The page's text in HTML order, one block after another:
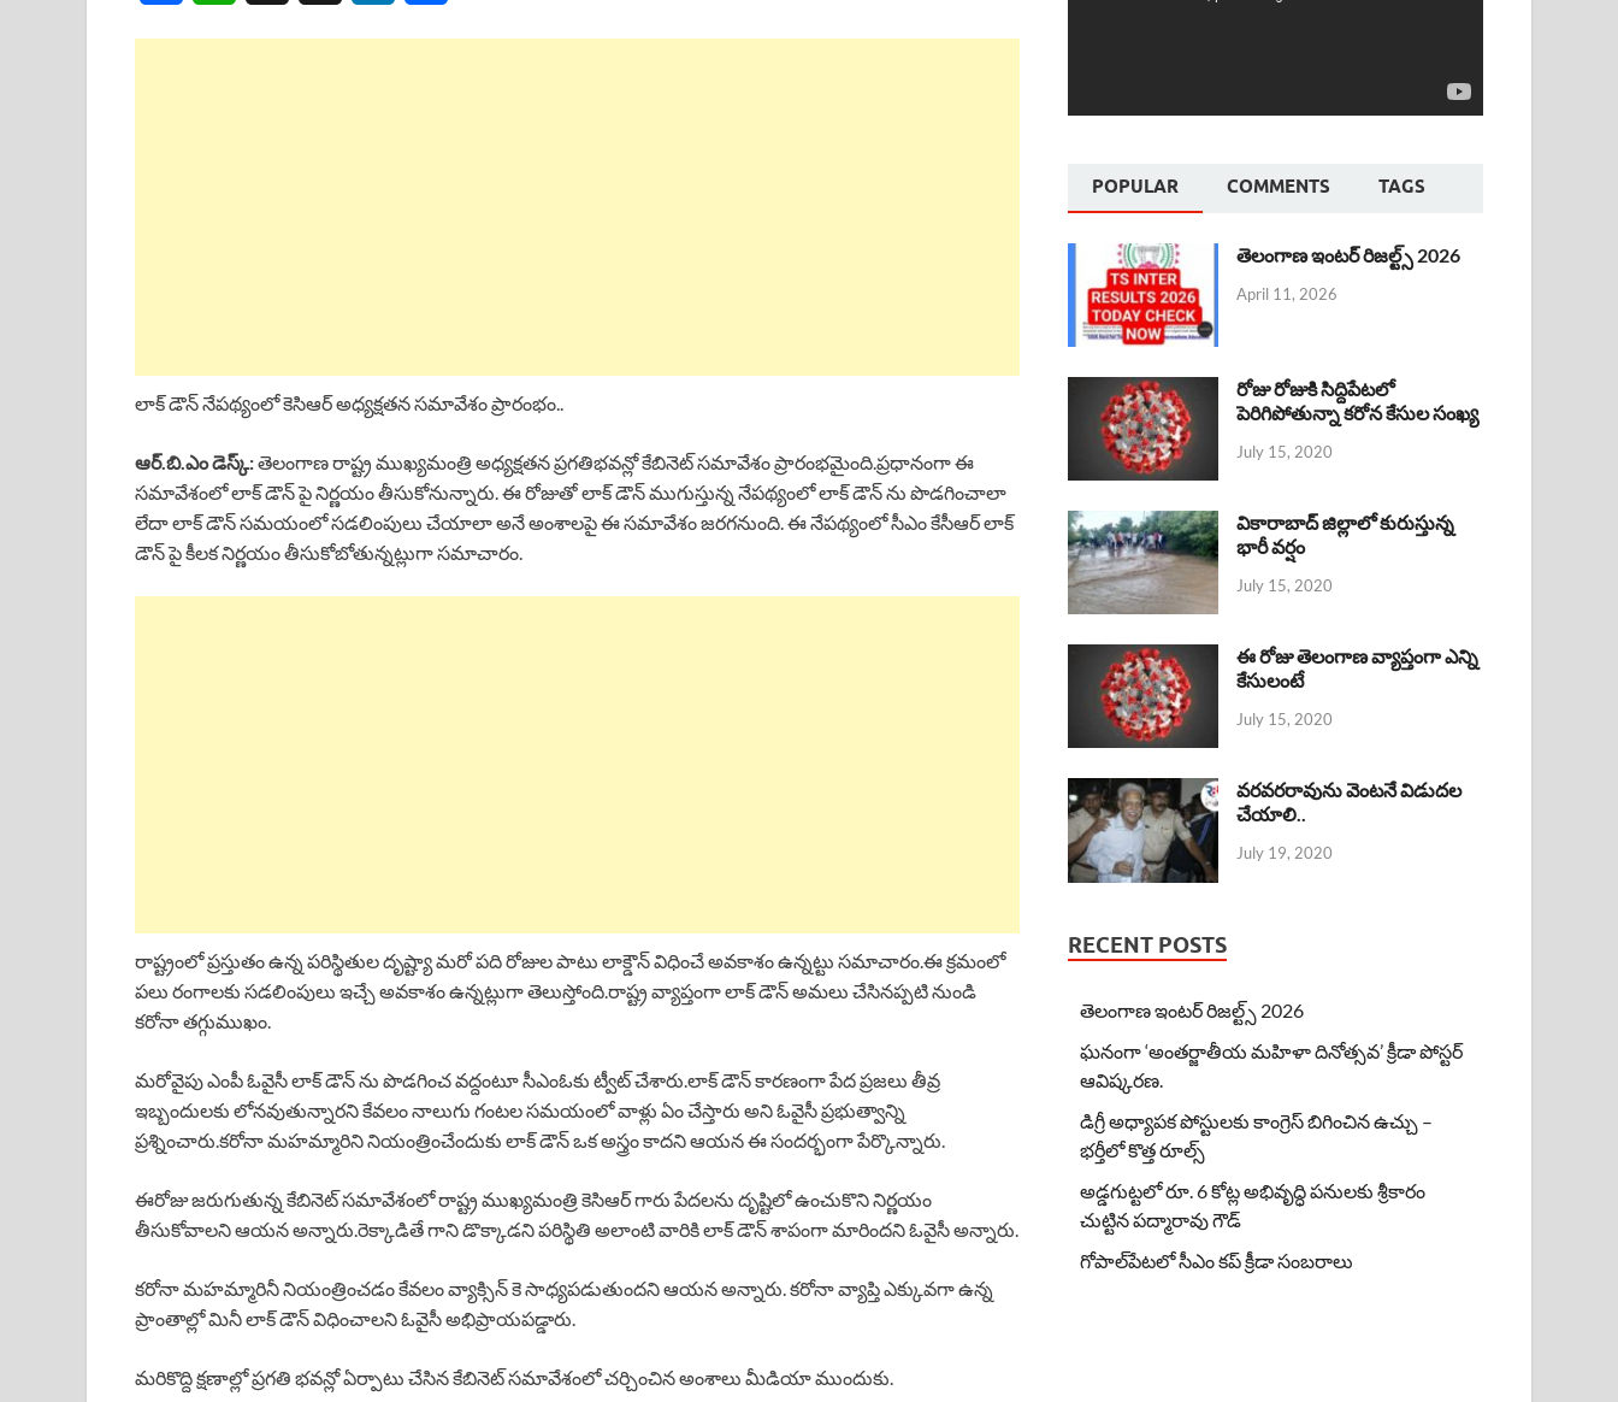
లాక్ డౌన్ నేపథ్యంలో కెసిఆర్ అధ్యక్షతన సమావేశం ప్రారంభం..
ఆర్.బి.ఎం డెస్క్:తెలంగాణ రాష్ట్ర ముఖ్యమంత్రి అధ్యక్షతన ప్రగతిభవన్లో కేబినెట్ సమావేశం ప్రారంభమైంది.ప్రధానంగా ఈ
సమావేశంలో లాక్ డౌన్ పై నిర్ణయం తీసుకోనున్నారు. ఈ రోజుతో లాక్ డౌన్ ముగుస్తున్న నేపథ్యంలో లాక్ డౌన్ ను పొడగించాలా
లేదా లాక్ డౌన్ సమయంలో సడలింపులు చేయాలా అనే అంశాలపై ఈ సమావేశం జరగనుంది. ఈ నేపథ్యంలో సీఎం కేసీఆర్ లాక్
డౌన్ పై కీలక నిర్ణయం తీసుకోబోతున్నట్లుగా సమాచారం.
రాష్ట్రంలో ప్రస్తుతం ఉన్న పరిస్థితుల దృష్ట్యా మరో పది రోజుల పాటు లాక్డౌన్ విధించే అవకాశం ఉన్నట్టు సమాచారం.ఈ క్రమంలో
పలు రంగాలకు సడలింపులు ఇచ్చే అవకాశం ఉన్నట్లుగా తెలుస్తోంది.రాష్ట్ర వ్యాప్తంగా లాక్ డౌన్ అమలు చేసినప్పటి నుండి
కరోనా తగ్గుముఖం.
మరోవైపు ఎంపీ ఓవైసీ లాక్ డౌన్ ను పొడగించ వద్దంటూ సీఎంఓకు ట్వీట్ చేశారు.లాక్ డౌన్ కారణంగా పేద ప్రజలు తీవ్ర
ఇబ్బందులకు లోనవుతున్నారని కేవలం నాలుగు గంటల సమయంలో వాళ్లు ఏం చేస్తారు అని ఓవైసీ ప్రభుత్వాన్ని
ప్రశ్నించారు.కరోనా మహమ్మారిని నియంత్రించేందుకు లాక్ డౌన్ ఒక అస్త్రం కాదని ఆయన ఈ సందర్భంగా పేర్కొన్నారు.
ఈరోజు జరుగుతున్న కేబినెట్ సమావేశంలో రాష్ట్ర ముఖ్యమంత్రి కెసిఆర్ గారు పేదలను దృష్టిలో ఉంచుకొని నిర్ణయం
తీసుకోవాలని ఆయన అన్నారు.రెక్కాడితే గాని డొక్కాడని పరిస్థితి అలాంటి వారికి లాక్ డౌన్ శాపంగా మారిందని ఓవైసీ అన్నారు.
కరోనా మహమ్మారినీ నియంత్రించడం కేవలం వ్యాక్సిన్ కె సాధ్యపడుతుందని ఆయన అన్నారు. కరోనా వ్యాప్తి ఎక్కువగా ఉన్న
ప్రాంతాల్లో మినీ లాక్ డౌన్ విధించాలని ఓవైసీ అభిప్రాయపడ్డారు.
మరికొద్ది క్షణాల్లో ప్రగతి భవన్లో ఏర్పాటు చేసిన కేబినెట్ సమావేశంలో చర్చించిన అంశాలు మీడియా ముందుకు.
POPULAR COMMENTS TAGS
తెలంగాణ ఇంటర్ రిజల్ట్స్ 2026
April 11, 2026
రోజు రోజుకి సిద్దిపేటలో
పెరిగిపోతున్నా కరోన కేసుల సంఖ్య
July 15, 2020
వికారాబాద్ జిల్లాలో కురుస్తున్న
భారీ వర్షం
July 15, 2020
ఈ రోజు తెలంగాణ వ్యాప్తంగా ఎన్ని
కేసులంటే
July 15, 2020
వరవరరావును వెంటనే విడుదల
చేయాలి..
July 19, 2020
RECENT POSTS
తెలంగాణ ఇంటర్ రిజల్ట్స్ 2026
ఘనంగా ‘అంతర్జాతీయ మహిళా దినోత్సవ’ క్రీడా పోస్టర్
ఆవిష్కరణ.
డిగ్రీ అధ్యాపక పోస్టులకు కాంగ్రెస్ బిగించిన ఉచ్చు –
భర్తీలో కొత్త రూల్స్
అడ్డగుట్టలో రూ. 6 కోట్ల అభివృద్ధి పనులకు శ్రీకారం
చుట్టిన పద్మారావు గౌడ్
గోపాల్‌పేటలో సీఎం కప్ క్రీడా సంబరాలు